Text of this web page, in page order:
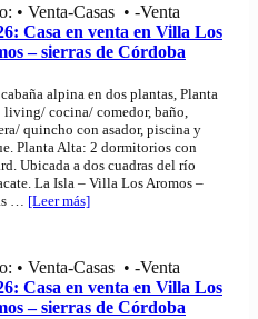
• Venta-Casas • -Venta
Casa en venta en Villa Los
– sierras de Córdoba
cabaña alpina en dos plantas, Planta
living/ cocina/ comedor, baño,
quincho con asador, piscina y
Planta Alta: 2 dormitorios con
Ubicada a dos cuadras del río
La Isla – Villa Los Aromos –
… [Leer más]
• Venta-Casas • -Venta
Casa en venta en Villa Los
– sierras de Córdoba